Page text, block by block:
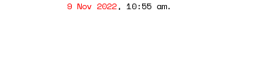
9 Nov 2022, 10:55 am.